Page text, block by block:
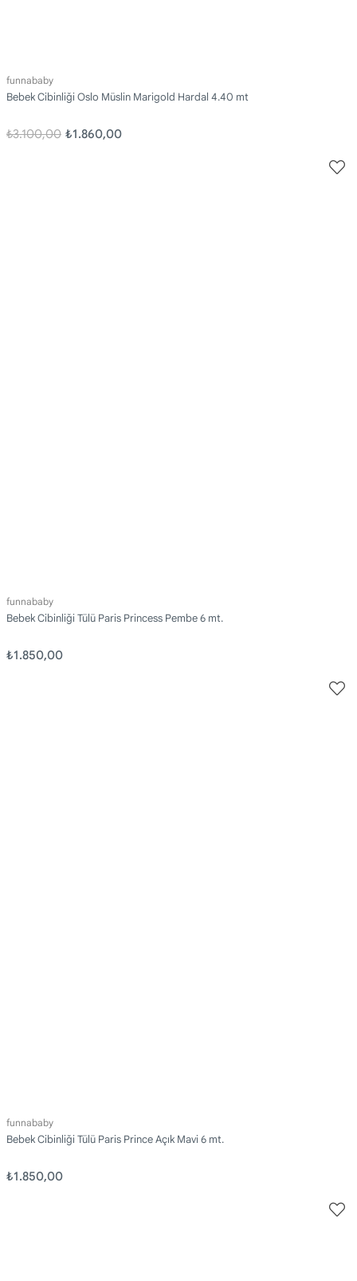
funnababy
Bebek Cibinliği Oslo Müslin Marigold Hardal 4.40 mt
₺1.860,00
₺3.100,00
funnababy
Bebek Cibinliği Tülü Paris Princess Pembe 6 mt.
₺1.850,00
funnababy
Bebek Cibinliği Tülü Paris Prince Açık Mavi 6 mt.
₺1.850,00